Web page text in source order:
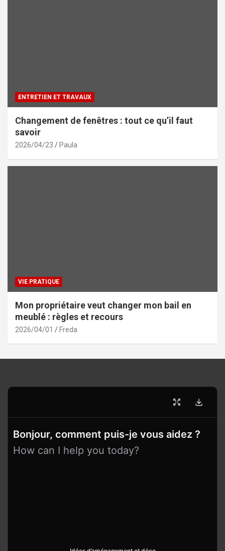
ENTRETIEN ET TRAVAUX
Changement de fenêtres : tout ce qu’il faut
savoir
2026/04/23 Paula
VIE PRATIQUE
Mon propriétaire veut changer mon bail en
meublé : règles et recours
2026/04/01 Freda
Bonjour, comment puis-je vous aidez ?
How can I help you today?